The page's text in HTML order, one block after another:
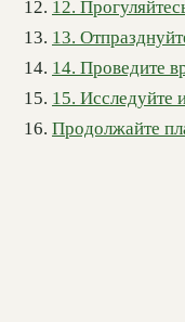
12.
13.
14. Проведите
15. Исследуйте
Продолжайте